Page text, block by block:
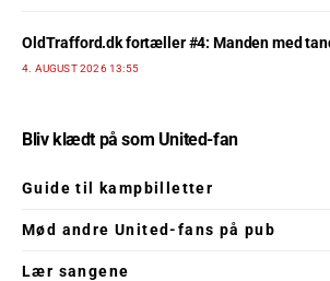
OldTrafford.dk fortæller #4: Manden med
4. AUGUST 2026 13:55
Bliv klædt på som United-fan
Guide til kampbilletter
Mød andre United-fans på pub
Lær sangene